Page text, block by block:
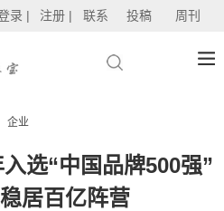
录 | 注册 | 联系 投稿 周刊
企业
选“中国品牌500强”
居百亿阵营